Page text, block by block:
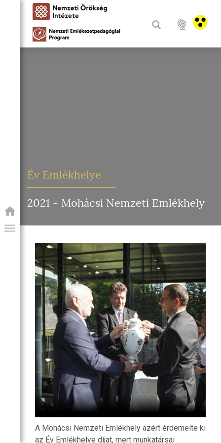
PROGRAM
Év Emlékhelye
2021 - Mohácsi Nemzeti Emlékhely
A Mohácsi Nemzeti Emlékhely azért érdemelte ki
az Év Emlékhelye díjat, mert munkatársai